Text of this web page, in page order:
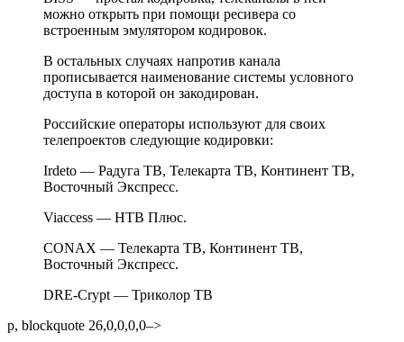
можно открыть при помощи ресивера со
встроенным эмулятором кодировок.
В остальных случаях напротив канала
прописывается наименование системы условного
доступа в которой он закодирован.
Российские операторы используют для своих
телепроектов следующие кодировки:
Irdeto — Радуга ТВ, Телекарта ТВ, Континент ТВ,
Восточный Экспресс.
Viaccess — НТВ Плюс.
CONAX — Телекарта ТВ, Континент ТВ,
Восточный Экспресс.
DRE-Crypt — Триколор ТВ
p, blockquote 26,0,0,0,0–>